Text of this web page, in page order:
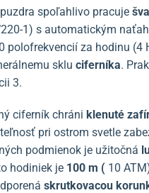
spoľahlivo pracuje
1) s automatickým
polofrekvencií za hodinu
sklu ciferníka.
3.
ciferník chráni klenuté
pri ostrom svetle
podmienok je užitočná
hodiniek je 100 m ( 10
skrutkovacou